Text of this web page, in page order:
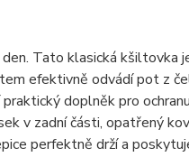
Tato klasická kšiltovka
efektivně odvádí pot z
doplněk pro
v zadní části, opatřený
perfektně drží a